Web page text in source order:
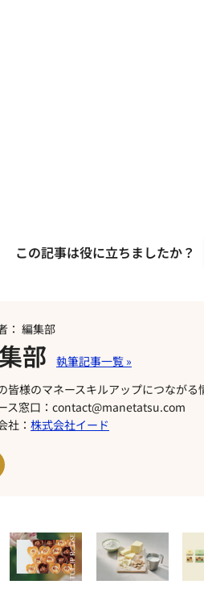
この記事は役に立ちましたか？
： 編集部
部
皆様のマネースキルアップにつながる
ス窓口：contact@manetatsu.com
社： 株式会社イード